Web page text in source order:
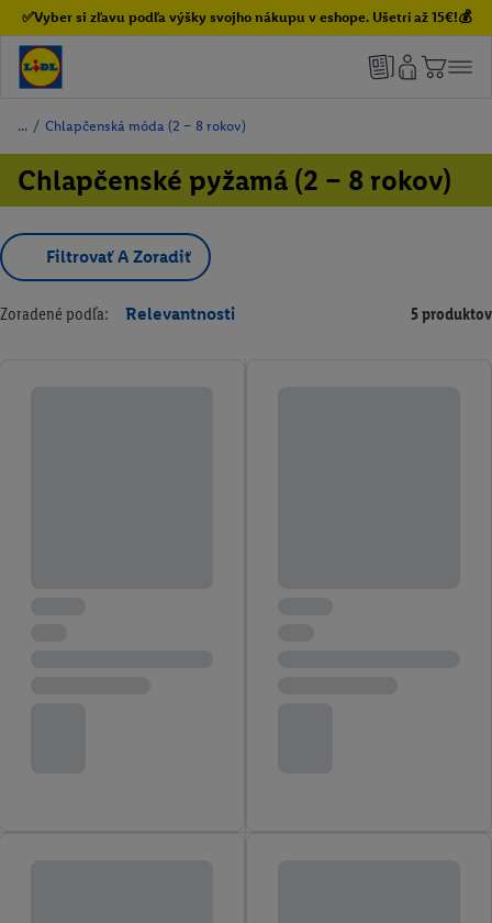
✅Vyber si zľavu podľa výšky svojho nákupu v eshope. Ušetri až 15€!💰
/ Chlapčenská móda (2 – 8 rokov)
Chlapčenské pyžamá (2 – 8 rokov)
Filtrovať A Zoradiť
Zoradené podľa: Relevantnosti 5 produktov